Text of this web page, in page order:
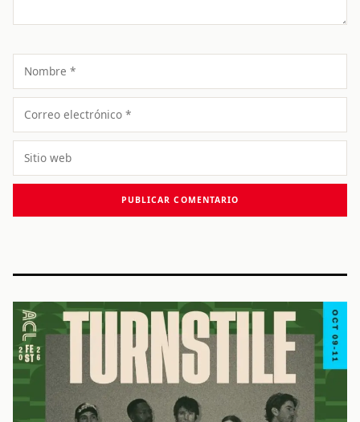
Nombre
Correo
electrónico
Sitio
web